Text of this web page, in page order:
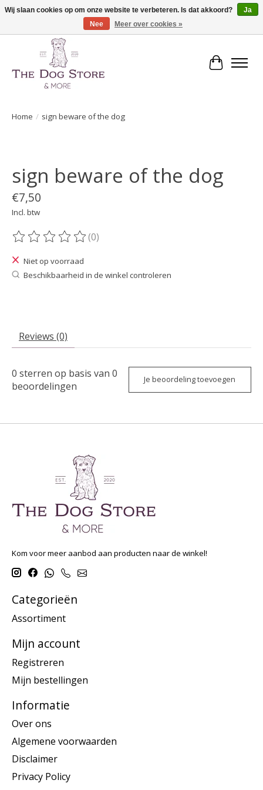
De speciaalzaak in hondenartikelen en meer!
Home / sign beware of the dog
sign beware of the dog
€7,50
Incl. btw
De beoordeling van dit product is
(0)
Niet op voorraad
Beschikbaarheid in de winkel controleren
Reviews (0)
0 sterren op basis van 0
beoordelingen
Je beoordeling toevoegen
Kom voor meer aanbod aan producten naar de winkel!
Categorieën
Assortiment
Mijn account
Registreren
Mijn bestellingen
Informatie
Over ons
Algemene voorwaarden
Disclaimer
Privacy Policy
Wij slaan cookies op om onze website te verbeteren. Is dat akkoord?
Ja
Nee
Meer over cookies »